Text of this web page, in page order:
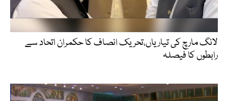
لانگ مارچ کی تیاریاں،تحریک انصاف کا حکمران اتحاد سے
رابطوں کا فیصلہ